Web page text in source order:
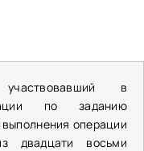
в
по заданию
операции
двадцати восьми